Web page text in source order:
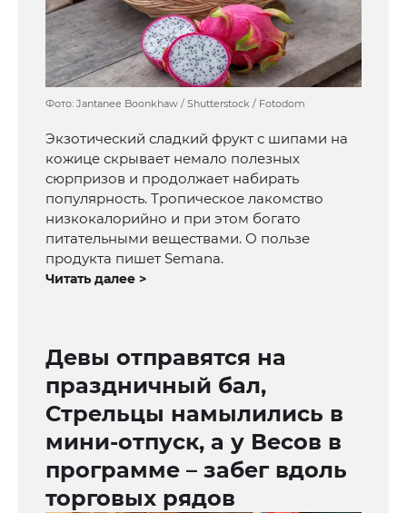
Фото: Jantanee Boonkhaw / Shutterstock / Fotodom
Экзотический сладкий фрукт с шипами на
кожице скрывает немало полезных
сюрпризов и продолжает набирать
популярность. Тропическое лакомство
низкокалорийно и при этом богато
питательными веществами. О пользе
продукта пишет Semana.
Читать далее >
Девы отправятся на
праздничный бал,
Стрельцы намылились в
мини-отпуск, а у Весов в
программе – забег вдоль
торговых рядов